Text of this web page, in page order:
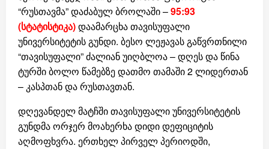
“რუსთავმა” დაძაბულ ბროლაში –95:93
(სტატისტიკა)დაამარცხა თავისუფალი
უნივერსიტეტის გუნდი. ბესო ლეჟავას გაწვრთნილი
“თავისუფალი” ძალიან უიღბლოა – დღეს და წინა
ტურში ბოლო წამებზე დათმო თამაში 2 ლიდერთან
– კასპთან და რუსთავთან.
დღევანდელ მატჩში თავისუფალი უნივერსიტეტის
გუნდმა ორჯერ მოახერხა დიდი დეფიციტის
აღმოფხვრა. ერთხელ პირველ პერიოდში,